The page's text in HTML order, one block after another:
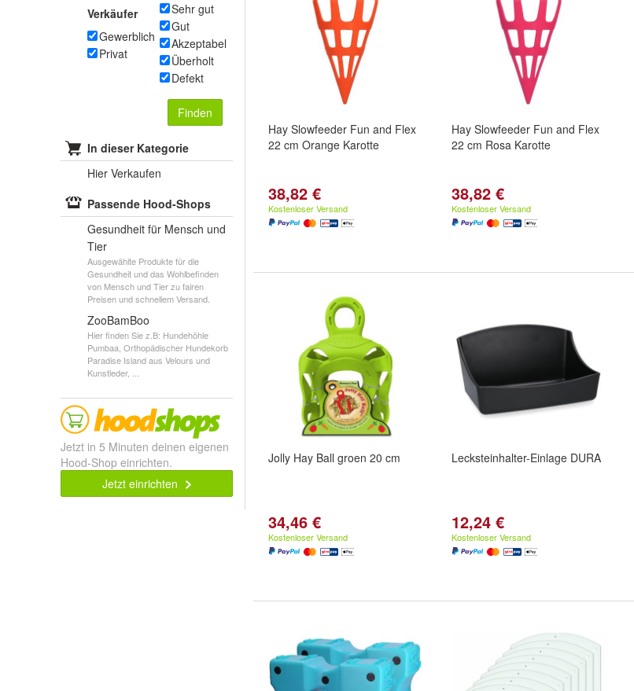
Verkäufer
Gewerblich
Privat
Sehr gut
Gut
Akzeptabel
Überholt
Defekt
Finden
In dieser Kategorie
Hier Verkaufen
Passende Hood-Shops
Gesundheit für Mensch und
Tier
Ausgewählte Produkte für die
Gesundheit und das Wohlbefinden
von Mensch und Tier zu fairen
Preisen und schnellem Versand.
ZooBamBoo
Hier finden Sie z.B: Hundehöhle
Pumbaa, Orthopädischer Hundekorb
Paradise Island aus Velours und
Kunstleder, ...
Jetzt in 5 Minuten deinen eigenen
Hood-Shop einrichten.
Jetzt einrichten
Hay Slowfeeder Fun and Flex
22 cm Orange Karotte
38,82 €
Kostenloser Versand
Hay Slowfeeder Fun and Flex
22 cm Rosa Karotte
38,82 €
Kostenloser Versand
Jolly Hay Ball groen 20 cm
34,46 €
Kostenloser Versand
Lecksteinhalter-Einlage DURA
12,24 €
Kostenloser Versand